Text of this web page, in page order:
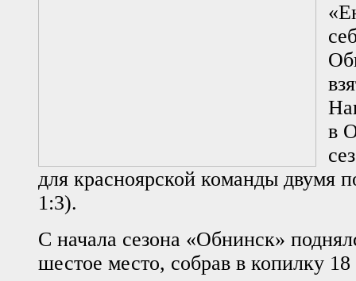
в
для красноярской команды двумя
1:3).
С начала сезона «Обнинск»
шестое место, собрав в копилку